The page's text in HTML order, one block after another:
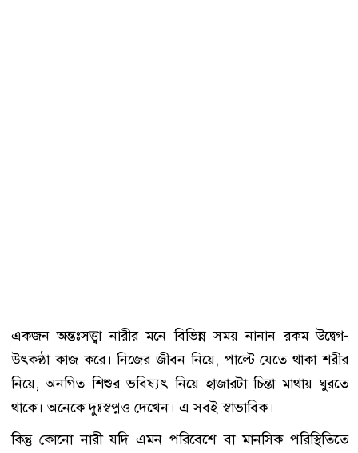
একজন অন্তঃসত্ত্বা নারীর মনে বিভিন্ন সময় নানান রকম উদ্বেগ-
উৎকণ্ঠা কাজ করে। নিজের জীবন নিয়ে, পাল্টে যেতে থাকা শরীর
নিয়ে, অনগিত শিশুর ভবিষ্যৎ নিয়ে হাজারটা চিন্তা মাথায় ঘুরতে
থাকে। অনেকে দুঃস্বপ্নও দেখেন। এ সবই স্বাভাবিক।
কিন্তু কোনো নারী যদি এমন পরিবেশে বা মানসিক পরিস্থিতিতে